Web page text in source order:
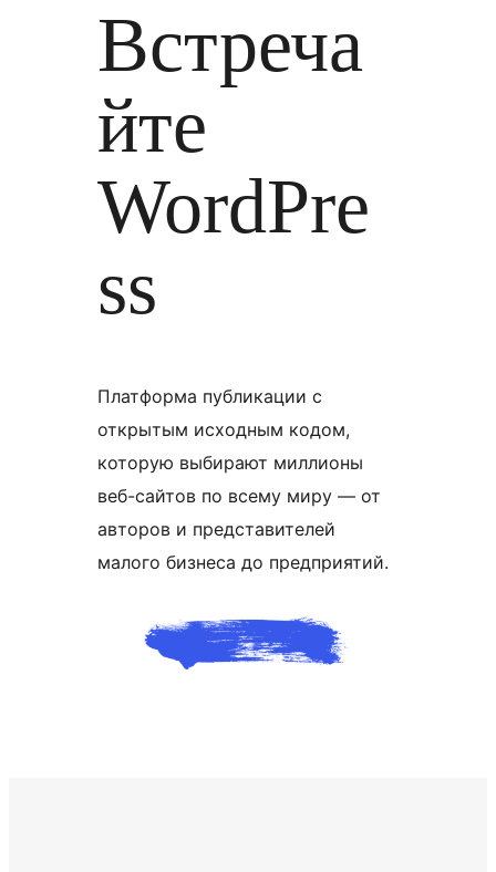
Встреча
йте
WordPre
ss
Платформа публикации с
открытым исходным кодом,
которую выбирают миллионы
веб-сайтов по всему миру — от
авторов и представителей
малого бизнеса до предприятий.